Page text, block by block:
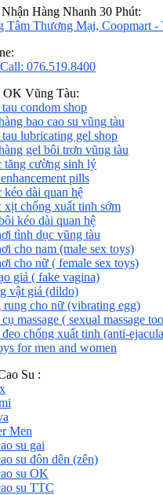
Hàng Nhanh 30 Phút:
Tâm Thương Mại, Coopmart -
076.519.8400
OK Vũng Tàu:
condom shop
bao cao su vũng tàu
lubricating gel shop
gel bôi trơn vũng tàu
tăng cường sinh lý
pills
kéo dài quan hệ
xịt chống xuất tinh sớm
kéo dài quan hệ
tình dục vũng tàu
cho nam (male sex toys)
cho nữ ( female sex toys)
giả ( fake vagina)
vật giả (dildo)
rung cho nữ (vibrating egg)
massage ( sexual massage
chống xuất tinh (anti-
for men and women
Su :
Men
su gai
su đôn dên (zên)
su OK
su TTC